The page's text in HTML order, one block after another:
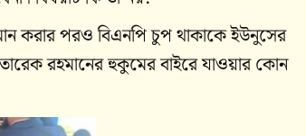
করার পরও বিএনপি চুপ থাকাকে ইউনুসের
রহমানের হুকুমের বাইরে যাওয়ার কোন